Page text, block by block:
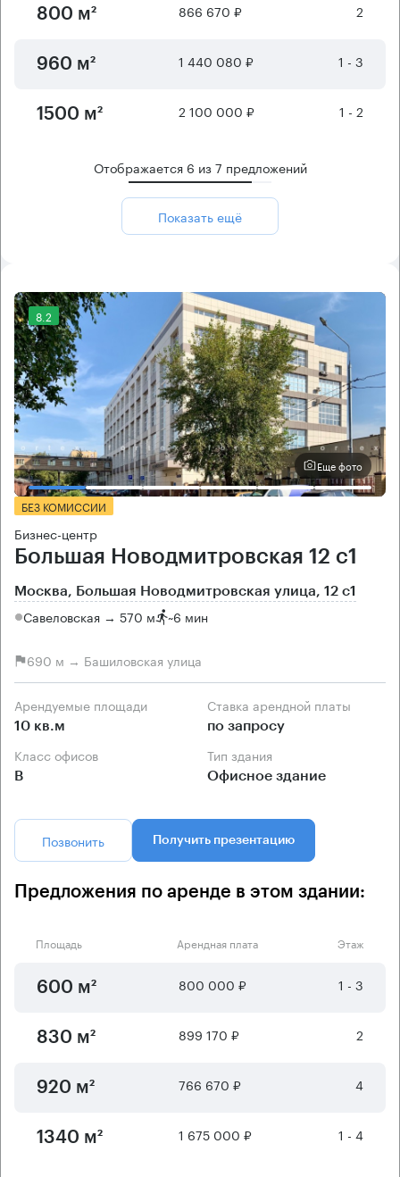
800 м² 866 670 ₽ 2
960 м² 1 440 080 ₽ 1 - 3
1500 м² 2 100 000 ₽ 1 - 2
Отображается 6 из7 предложений
Показать ещё
8.2
Еще фото
БЕЗ КОМИССИИ
Бизнес-центр
Большая Новодмитровская 12 с1
Москва, Большая Новодмитровская улица, 12 с1
Савеловская → 570 м ~6 мин
690 м → Башиловская улица
Арендуемые площади
10 кв.м
Ставка арендной платы
по запросу
Класс офисов
B
Тип здания
Офисное здание
Позвонить Получить презентацию
Предложения по аренде в этом здании:
Площадь Арендная плата Этаж
600 м² 800 000 ₽ 1 - 3
830 м² 899 170 ₽ 2
920 м² 766 670 ₽ 4
1340 м² 1 675 000 ₽ 1 - 4